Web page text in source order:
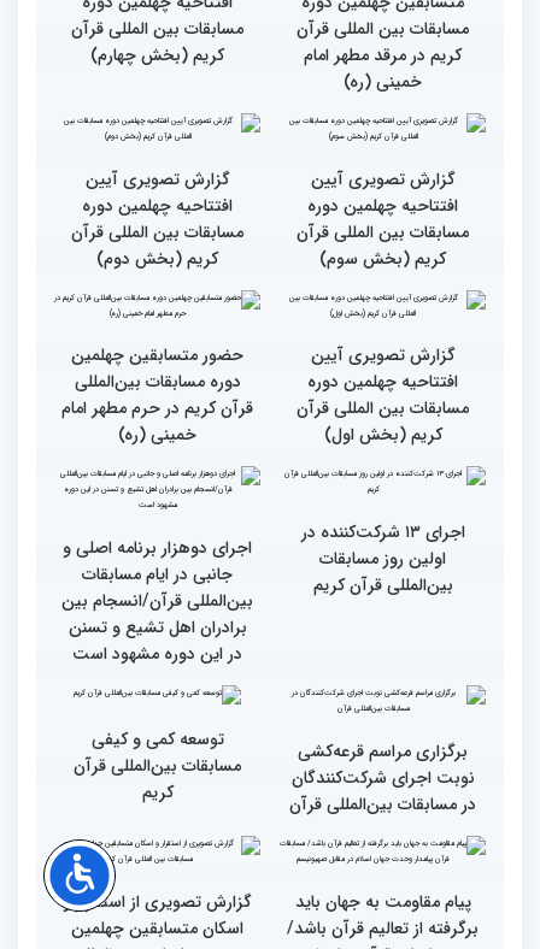
گزارش تصویری حضور
متسابقین چهلمین دوره
مسابقات بین المللی قرآن
کریم در مرقد مطهر امام
خمینی (ره)
گزارش تصویری آیین
مسابقات بین المللی قرآن
کریم (بخش چهارم)
گزارش تصویری آیین
افتتاحیه چهلمین دوره
مسابقات بین المللی قرآن
کریم (بخش سوم)
گزارش تصویری آیین
افتتاحیه چهلمین دوره
مسابقات بین المللی قرآن
کریم (بخش دوم)
گزارش تصویری آیین
افتتاحیه چهلمین دوره
مسابقات بین المللی قرآن
کریم (بخش اول)
حضور متسابقین چهلمین
دوره مسابقات بین‌المللی
قرآن کریم در حرم مطهر امام
اجرای دوهزار برنامه اصلی و
جانبی در ایام مسابقات
بین‌المللی قرآن/انسجام بین
در این دوره مشهود است
برگزاری مراسم قرعه‌‌کشی
نوبت اجرای شرکت‌کنندگان
در مسابقات بین‌المللی قرآن
مسابقات بین‌المللی قرآن